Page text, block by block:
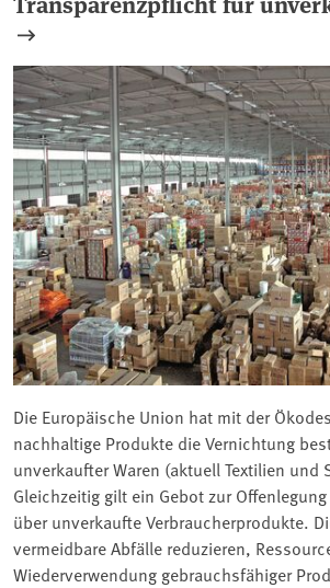
Die Europäische Union hat mit der
nachhaltige Produkte die Vernichtung
unverkaufter Waren (aktuell Textilien und
Gleichzeitig gilt ein Gebot zur
über unverkaufte Verbraucherprodukte.
vermeidbare Abfälle reduzieren,
Wiederverwendung gebrauchsfähiger